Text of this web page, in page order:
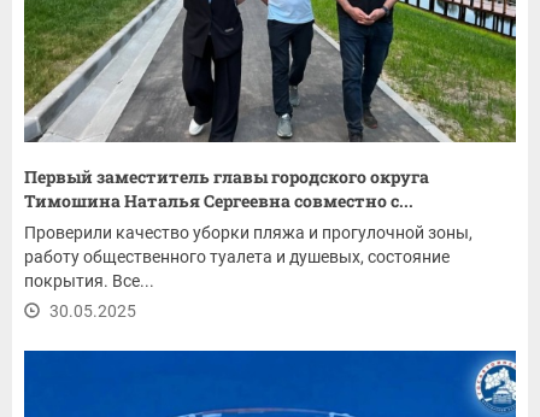
Первый заместитель главы городского округа
Тимошина Наталья Сергеевна совместно с...
Проверили качество уборки пляжа и прогулочной зоны,
работу общественного туалета и душевых, состояние
покрытия. Все...
30.05.2025